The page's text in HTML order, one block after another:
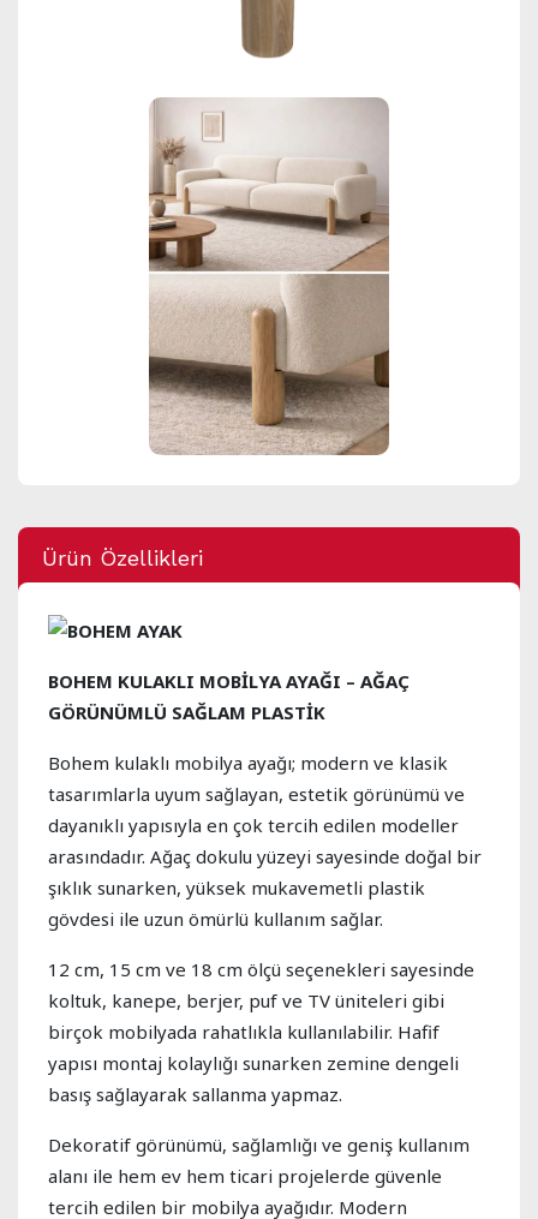
Ürün Özellikleri
BOHEM KULAKLI MOBİLYA AYAĞI – AĞAÇ
GÖRÜNÜMLÜ SAĞLAM PLASTİK
Bohem kulaklı mobilya ayağı; modern ve klasik
tasarımlarla uyum sağlayan, estetik görünümü ve
dayanıklı yapısıyla en çok tercih edilen modeller
arasındadır. Ağaç dokulu yüzeyi sayesinde doğal bir
şıklık sunarken, yüksek mukavemetli plastik
gövdesi ile uzun ömürlü kullanım sağlar.
12 cm, 15 cm ve 18 cm ölçü seçenekleri sayesinde
koltuk, kanepe, berjer, puf ve TV üniteleri gibi
birçok mobilyada rahatlıkla kullanılabilir. Hafif
yapısı montaj kolaylığı sunarken zemine dengeli
basış sağlayarak sallanma yapmaz.
Dekoratif görünümü, sağlamlığı ve geniş kullanım
alanı ile hem ev hem ticari projelerde güvenle
tercih edilen bir mobilya ayağıdır. Modern